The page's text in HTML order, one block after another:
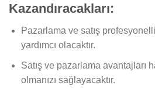
Kazandıracakları:
Pazarlama ve satış
yardımcı olacaktır.
Satış ve pazarlama avantajları
olmanızı sağlayacaktır.